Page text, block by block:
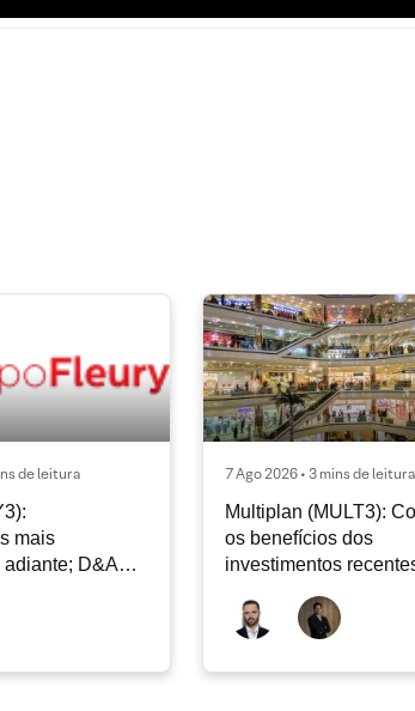
de leitura
mais
D&A
7 Ago 2026 • 3 mins de leitura
Multiplan (MULT3):
os benefícios dos
investimentos